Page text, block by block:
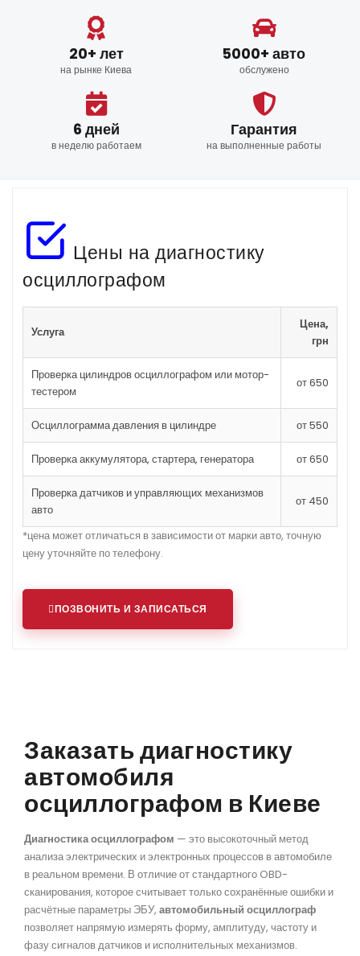
20+ лет
на рынке Киева
5000+ авто
обслужено
6 дней
в неделю работаем
Гарантия
на выполненные работы
Цены на диагностику
осциллографом
Услуга
Цена,
грн
Проверка цилиндров осциллографом или мотор-
тестером
от 650
Осциллограмма давления в цилиндре от 550
Проверка аккумулятора, стартера, генератора от 650
Проверка датчиков и управляющих механизмов
авто
от 450
*цена может отличаться в зависимости от марки авто, точную
цену уточняйте по телефону.
ПОЗВОНИТЬ И ЗАПИСАТЬСЯ
Заказать диагностику
автомобиля
осциллографом в Киеве
Диагностика осциллографом — это высокоточный метод
анализа электрических и электронных процессов в автомобиле
в реальном времени. В отличие от стандартного OBD-
сканирования, которое считывает только сохранённые ошибки и
расчётные параметры ЭБУ, автомобильный осциллограф
позволяет напрямую измерять форму, амплитуду, частоту и
фазу сигналов датчиков и исполнительных механизмов.